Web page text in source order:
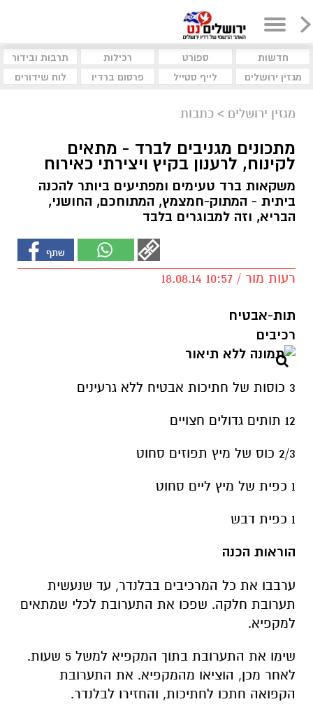
חדשות ספורט רכילות
תרבות ובידור
מגזין ירושלים
לייף סטייל פרסום ברדיו לוח שידורים
מגזין ירושלים > כתבות
מתכונים מגניבים לברד - מתאים
לקינוח, לרענון בקיץ ויצירתי כאירוח
משקאות ברד טעימים ומפתיעים ביותר להכנה
ביתית - המתוק-חמצמץ, המתוחכם, החושני,
הבריא, וזה למבוגרים בלבד
רעות מור / 10:57 18.08.14
תות-אבטיח
רכיבים
3 כוסות של חתיכות אבטיח ללא גרעינים
12 תותים גדולים חצויים
2/3 כוס של מיץ תפוזים סחוט
1 כפית של מיץ ליים סחוט
1 כפית דבש
הוראות הכנה
ערבבו את כל המרכיבים בבלנדר, עד שנעשית
תערובת חלקה. שפכו את התערובת לכלי שמתאים
למקפיא.
שימו את התערובת בתוך המקפיא למשל 5 שעות.
לאחר מכן, הוציאו מהמקפיא. את התערובת
הקפואה חתכו לחתיכות, והחזירו לבלנדר.